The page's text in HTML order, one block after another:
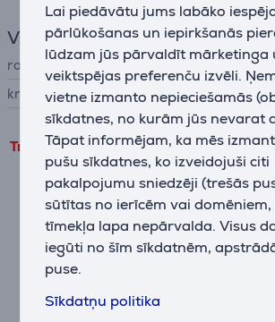
Lai piedāvātu jums labāko
pārlūkošanas un iepirkšanās
lūdzam jūs pārvaldīt mārketinga
veiktspējas preferenču izvēli.
vietne izmanto nepieciešamās
sīkdatnes, no kurām jūs nevarat
Tāpat informējam, ka mēs
pušu sīkdatnes, ko izveidojuši citi
pakalpojumu sniedzēji (trešās
sūtītas no ierīcēm vai domēniem,
tīmekļa lapa nepārvalda. Visus
iegūti no šīm sīkdatnēm,
puse.
Sīkdatņu politika
Vispārējais parametrs
ražotājs
krāsa
Trešo pušu produkta informāciju var
piekrītat mūsu veiktspējas
noteikumiem.
Pielāgot
Apraksts